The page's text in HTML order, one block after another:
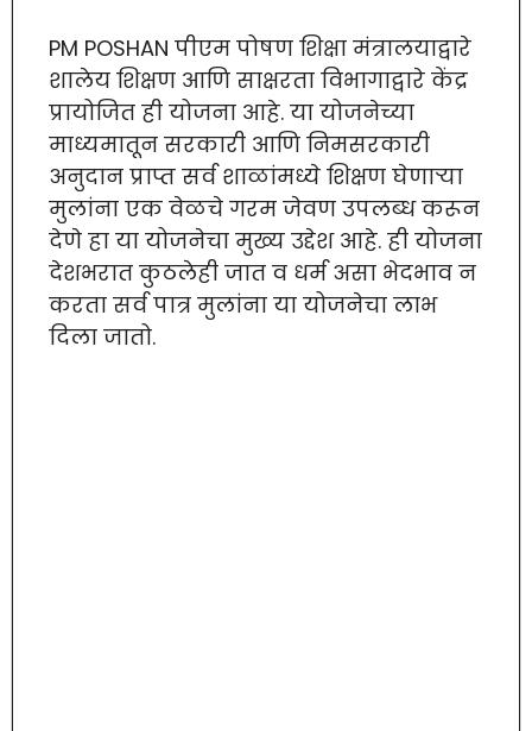
PM POSHAN पीएम पोषण शिक्षा मंत्रालयाद्वारे
शालेय शिक्षण आणि साक्षरता विभागाद्वारे केंद्र
प्रायोजित ही योजना आहे. या योजनेच्या
माध्यमातून सरकारी आणि निमसरकारी
अनुदान प्राप्त सर्व शाळांमध्ये शिक्षण घेणाऱ्या
मुलांना एक वेळचे गरम जेवण उपलब्ध करून
देणे हा या योजनेचा मुख्य उद्देश आहे. ही योजना
देशभरात कुठलेही जात व धर्म असा भेदभाव न
करता सर्व पात्र मुलांना या योजनेचा लाभ
दिला जातो.